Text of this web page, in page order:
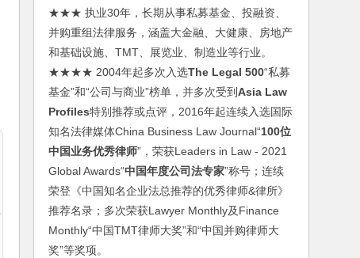
★★★ 执业30年，长期从事私募基金、投融资、
并购重组法律服务，涵盖大金融、大健康、房地产
和基础设施、TMT、展览业、制造业等行业。
★★★★ 2004年起多次入选The Legal 500“私募
基金”和“公司与商业”榜单，并多次受到Asia Law
Profiles特别推荐或点评，2016年起连续入选国际
知名法律媒体China Business Law Journal“100位
中国业务优秀律师”，荣获Leaders in Law - 2021
Global Awards“中国年度公司法专家”称号；连续
荣登《中国知名企业法总推荐的优秀律师&律所》
推荐名录；多次荣获Lawyer Monthly及Finance
Monthly“中国TMT律师大奖”和“中国并购律师大
奖”等奖项。